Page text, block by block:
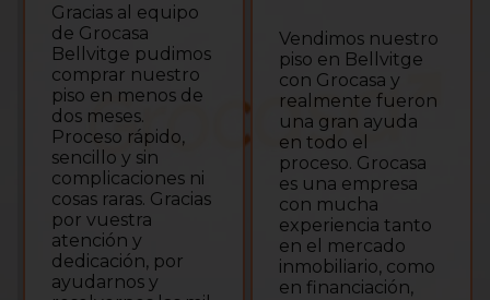
Gracias al equipo
de Grocasa
Bellvitge pudimos
comprar nuestro
piso en menos de
dos meses.
Proceso rápido,
sencillo y sin
complicaciones ni
cosas raras. Gracias
por vuestra
atención y
dedicación, por
ayudarnos y
Vendimos nuestro
piso en Bellvitge
con Grocasa y
realmente fueron
una gran ayuda
en todo el
proceso. Grocasa
es una empresa
con mucha
experiencia tanto
en el mercado
inmobiliario, como
en financiación,